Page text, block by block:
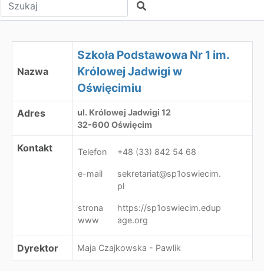
Szukaj
Szkoła Podstawowa Nr 1 im. Królowej Jadwigi w
Nazwa
Szkoła Podstawowa Nr 1 im.
Królowej Jadwigi w
Oświęcimiu
Adres
ul. Królowej Jadwigi 12
32-600 Oświęcim
Kontakt Telefon +48 (33) 842 54 68
e-mail
sekretariat@sp1oswiecim.
pl
strona
www
https://sp1oswiecim.edup
age.org
Dyrektor Maja Czajkowska - Pawlik